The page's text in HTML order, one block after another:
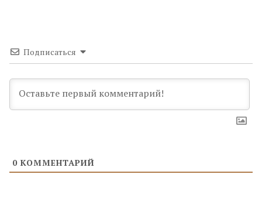
Подписаться
0 КОММЕНТАРИЙ